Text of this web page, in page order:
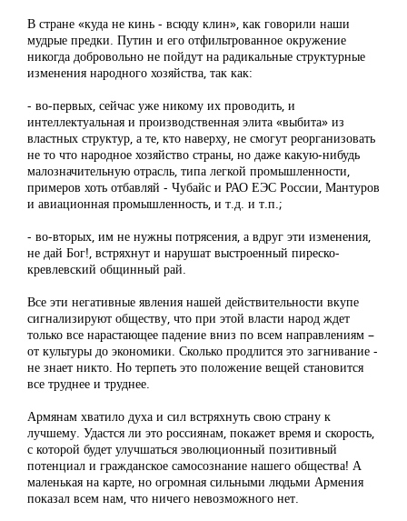
В стране «куда не кинь - всюду клин», как говорили наши
мудрые предки. Путин и его отфильтрованное окружение
никогда добровольно не пойдут на радикальные структурные
изменения народного хозяйства, так как:
- во-первых, сейчас уже никому их проводить, и
интеллектуальная и производственная элита «выбита» из
властных структур, а те, кто наверху, не смогут реорганизовать
не то что народное хозяйство страны, но даже какую-нибудь
малозначительную отрасль, типа легкой промышленности,
примеров хоть отбавляй - Чубайс и РАО ЕЭС России, Мантуров
и авиационная промышленность, и т.д. и т.п.;
- во-вторых, им не нужны потрясения, а вдруг эти изменения,
не дай Бог!, встряхнут и нарушат выстроенный пиреско-
кревлевский общинный рай.
Все эти негативные явления нашей действительности вкупе
сигнализируют обществу, что при этой власти народ ждет
только все нарастающее падение вниз по всем направлениям –
от культуры до экономики. Сколько продлится это загнивание -
не знает никто. Но терпеть это положение вещей становится
все труднее и труднее.
Армянам хватило духа и сил встряхнуть свою страну к
лучшему. Удастся ли это россиянам, покажет время и скорость,
с которой будет улучшаться эволюционный позитивный
потенциал и гражданское самосознание нашего общества! А
маленькая на карте, но огромная сильными людьми Армения
показал всем нам, что ничего невозможного нет.